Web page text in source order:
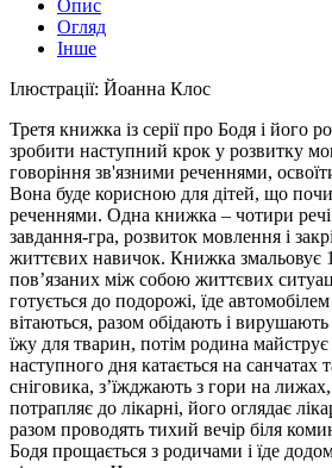
Опис
Огляд
Інше
Ілюстрації: Йоанна Клос
Третя книжка із серії про Бодя і його
зробити наступний крок у розвитку
говоріння зв'язними реченнями,
Вона буде корисною для дітей, що
реченнями. Одна книжка – чотири речі:
завдання-гра, розвиток мовлення і
життєвих навичок. Книжка змальовує
пов’язаних між собою життєвих
готується до подорожі, їде автомобілем
вітаються, разом обідають і
їжу для тварин, потім родина майструє
наступного дня катається на санчатах
сніговика, з’їжджають з гори на
потрапляє до лікарні, його оглядає
разом проводять тихий вечір біля
Бодя прощається з родичами і їде